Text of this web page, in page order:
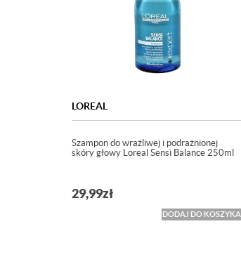
LOREAL
Szampon do wrażliwej i podrażnionej
skóry głowy Loreal Sensi Balance 250ml
29,99zł
DODAJ DO KOSZYKA